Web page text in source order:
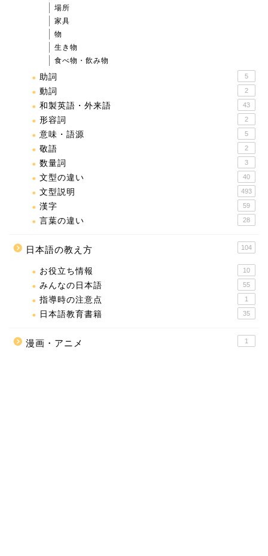
場所
家具
物
生き物
食べ物・飲み物
助詞 5
動詞 2
和製英語・外来語 43
形容詞 2
意味・語源 5
敬語 2
数量詞 3
文型の違い 40
文型説明 493
漢字 59
言葉の違い 28
日本語の教え方 104
お役立ち情報 10
みんなの日本語 55
指導時の注意点 1
日本語教育書籍 35
漫画・アニメ 1